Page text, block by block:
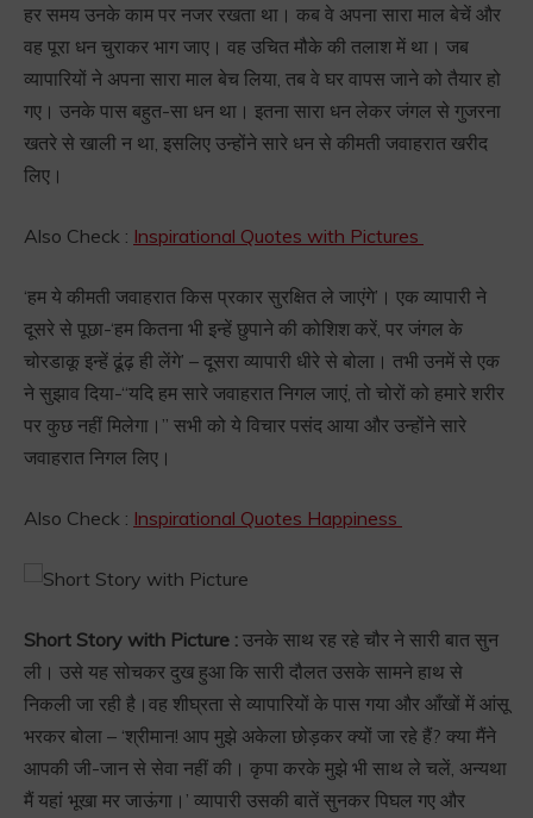
हर समय उनके काम पर नजर रखता था। कब वे अपना सारा माल बेचें और
वह पूरा धन चुराकर भाग जाए। वह उचित मौके की तलाश में था। जब
व्यापारियों ने अपना सारा माल बेच लिया, तब वे घर वापस जाने को तैयार हो
गए। उनके पास बहुत-सा धन था। इतना सारा धन लेकर जंगल से गुजरना
खतरे से खाली न था, इसलिए उन्होंने सारे धन से कीमती जवाहरात खरीद
लिए।
Also Check : Inspirational Quotes with Pictures
‘हम ये कीमती जवाहरात किस प्रकार सुरक्षित ले जाएंगे’। एक व्यापारी ने
दूसरे से पूछा-‘हम कितना भी इन्हें छुपाने की कोशिश करें, पर जंगल के
चोरडाकू इन्हें ढूंढ़ ही लेंगे’ – दूसरा व्यापारी धीरे से बोला। तभी उनमें से एक
ने सुझाव दिया-‘‘यदि हम सारे जवाहरात निगल जाएं, तो चोरों को हमारे शरीर
पर कुछ नहीं मिलेगा।” सभी को ये विचार पसंद आया और उन्होंने सारे
जवाहरात निगल लिए।
Also Check : Inspirational Quotes Happiness
Short Story with Picture : उनके साथ रह रहे चौर ने सारी बात सुन
ली। उसे यह सोचकर दुख हुआ कि सारी दौलत उसके सामने हाथ से
निकली जा रही है।वह शीघ्रता से व्यापारियों के पास गया और आँखों में आंसू
भरकर बोला – ‘श्रीमान! आप मुझे अकेला छोड़कर क्यों जा रहे हैं? क्या मैंने
आपकी जी-जान से सेवा नहीं की। कृपा करके मुझे भी साथ ले चलें, अन्यथा
मैं यहां भूखा मर जाऊंगा।’ व्यापारी उसकी बातें सुनकर पिघल गए और